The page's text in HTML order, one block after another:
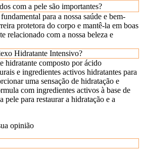
com a pele são importantes?
para a nossa saúde e bem-
protetora do corpo e mantê-la em boas
relacionado com a nossa beleza e
Hidratante Intensivo?
hidratante composto por ácido
e ingredientes activos hidratantes para
uma sensação de hidratação e
com ingredientes activos à base de
pele para restaurar a hidratação e a
opinião